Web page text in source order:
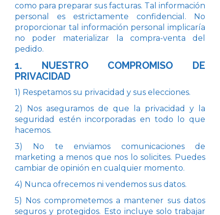
como para preparar sus facturas. Tal información
personal es estrictamente confidencial. No
proporcionar tal información personal implicaría
no poder materializar la compra-venta del
pedido.
1. NUESTRO COMPROMISO DE
PRIVACIDAD
1) Respetamos su privacidad y sus elecciones.
2) Nos aseguramos de que la privacidad y la
seguridad estén incorporadas en todo lo que
hacemos.
3) No te enviamos comunicaciones de
marketing a menos que nos lo solicites. Puedes
cambiar de opinión en cualquier momento.
4) Nunca ofrecemos ni vendemos sus datos.
5) Nos comprometemos a mantener sus datos
seguros y protegidos. Esto incluye solo trabajar